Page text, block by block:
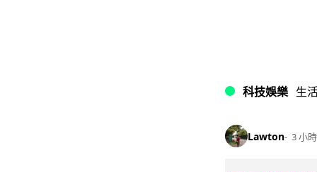
科技娛樂 生
Lawton 3 小時